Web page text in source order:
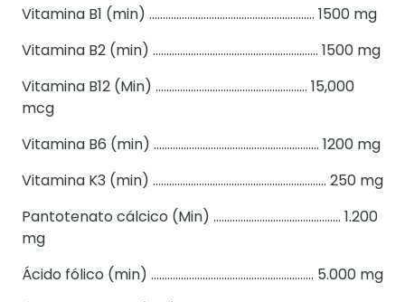
Vitamina B1 (min) ……………………………………………………. 1500 mg
Vitamina B2 (min) ……………………………………………………. 1500 mg
Vitamina B12 (Min) ……………………………………………….. 15,000
mcg
Vitamina B6 (min) ……………………………………………………. 1200 mg
Vitamina K3 (min) ………………………………………………………. 250 mg
Pantotenato cálcico (Min) ……………………………………….. 1.200
mg
Ácido fólico (min) …………………………………………………… 5.000 mg